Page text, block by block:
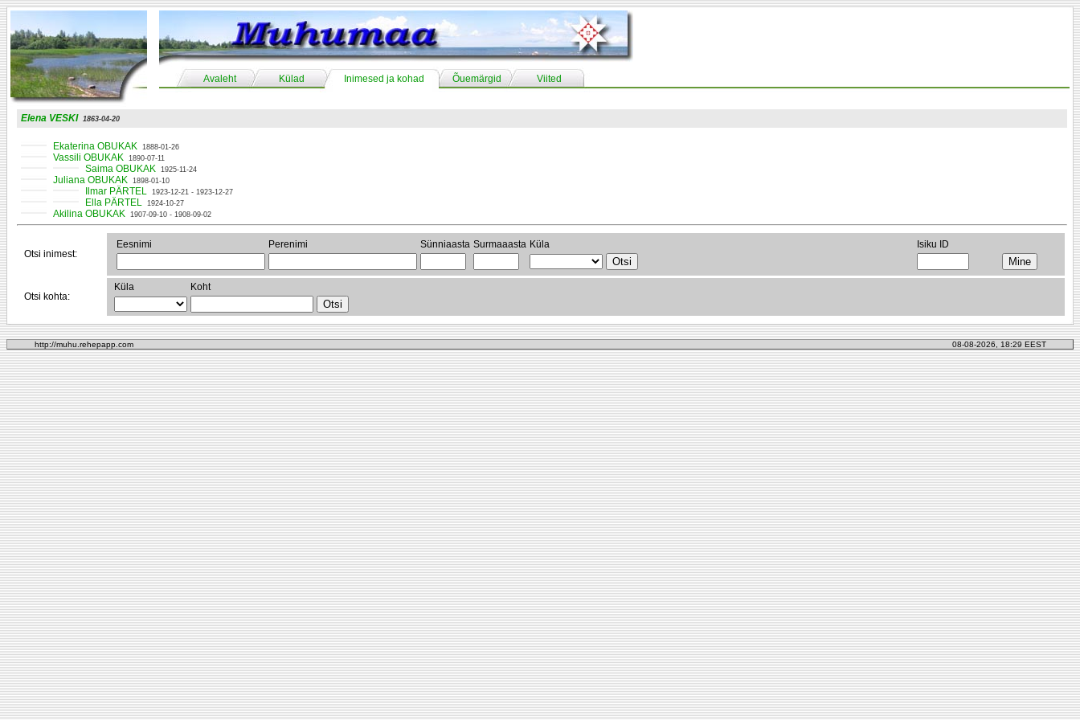
Avaleht Külad Inimesed ja kohad Õuemärgid Viited
Elena VESKI 1863-04-20
Ekaterina OBUKAK 1888-01-26
Vassili OBUKAK 1890-07-11
Saima OBUKAK 1925-11-24
Juliana OBUKAK 1898-01-10
Ilmar PÄRTEL 1923-12-21 - 1923-12-27
Ella PÄRTEL 1924-10-27
Akilina OBUKAK 1907-09-10 - 1908-09-02
Otsi inimest:
Eesnimi Perenimi Sünniaasta Surmaaasta Küla Isiku ID
Otsi kohta:
Küla Koht
http://muhu.rehepapp.com 08-08-2026, 18:29 EEST